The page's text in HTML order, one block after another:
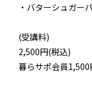
・バターシュガー
(受講料)
2,500円(税込)
暮らサポ会員1,500